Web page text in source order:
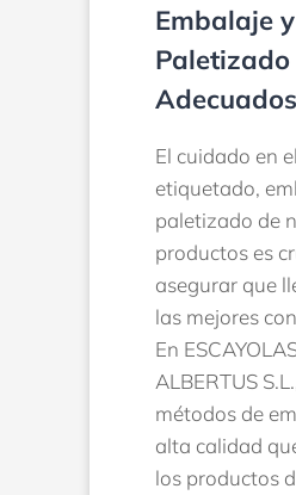
Embalaje y
Paletizado
Adecuados
El cuidado en el
etiquetado,
paletizado de
productos es
asegurar que
las mejores
En
ALBERTUS
métodos de
alta calidad
los productos